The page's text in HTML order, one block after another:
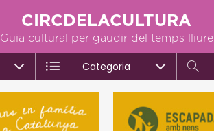
CIRCDELACULTURA
Guia cultural per gaudir del temps lliure
Categoria